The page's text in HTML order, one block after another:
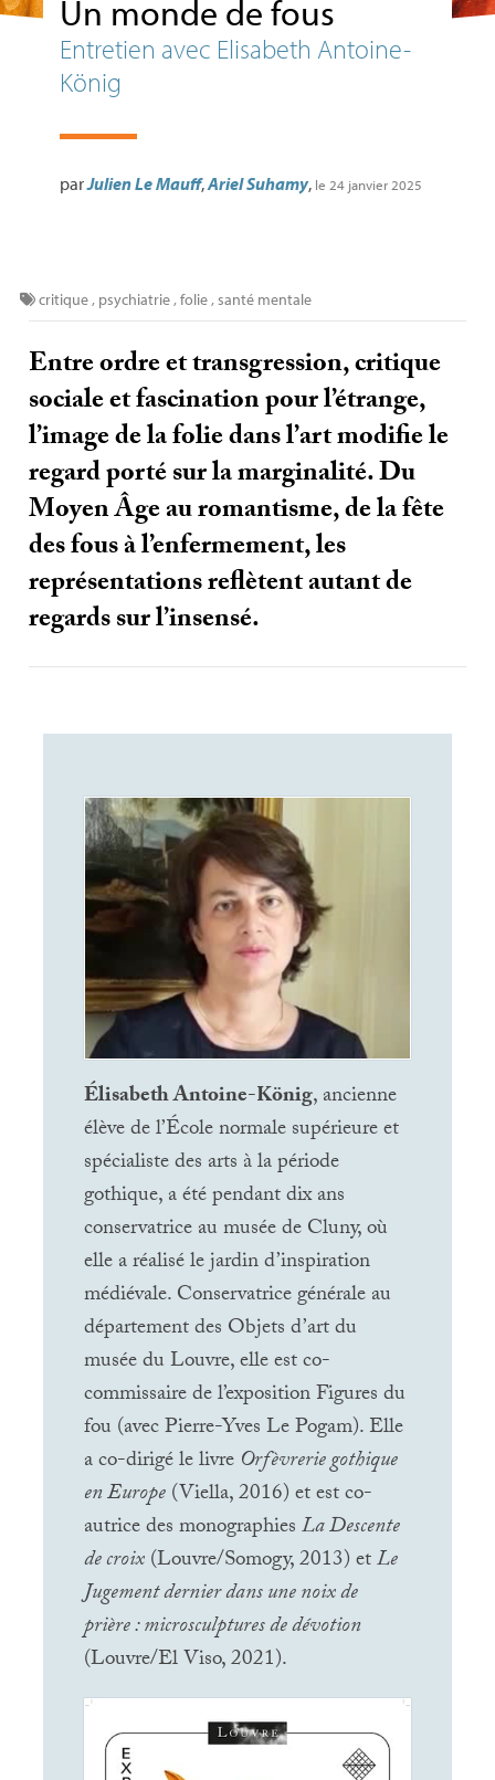
Un monde de fous
Entretien avec Elisabeth Antoine-
König
parJulien Le Mauff,Ariel Suhamy, le 24 janvier 2025
critique, psychiatrie,folie,santé mentale
Entre ordre et transgression, critique
sociale et fascination pour l’étrange,
l’image de la folie dans l’art modifie le
regard porté sur la marginalité. Du
Moyen Âge au romantisme, de la fête
des fous à l’enfermement, les
représentations reflètent autant de
regards sur l’insensé.
Élisabeth Antoine-König, ancienne
élève de l’École normale supérieure et
spécialiste des arts à la période
gothique, a été pendant dix ans
conservatrice au musée de Cluny, où
elle a réalisé le jardin d’inspiration
médiévale. Conservatrice générale au
département des Objets d’art du
musée du Louvre, elle est co-
commissaire de l’exposition Figures du
fou (avec Pierre-Yves Le Pogam). Elle
a co-dirigé le livre Orfèvrerie gothique
en Europe(Viella, 2016) et est co-
autrice des monographiesLa Descente
de croix(Louvre/Somogy, 2013) etLe
Jugement dernier dans une noix de
prière : microsculptures de dévotion
(Louvre/El Viso, 2021).